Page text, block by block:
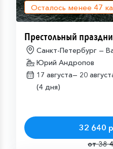
Осталось менее 47
Престольный
Санкт-Петербург —
Юрий Андропов
17 августа— 20
(4 дня)
32 640
от 38